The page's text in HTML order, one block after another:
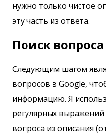
нужно только чистое
эту часть из ответа.
Поиск
Следующим шагом
вопросов в Google,
информацию. Я
регулярных выражений
вопроса из описания